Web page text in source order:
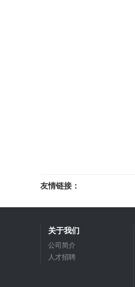
友情链接：
关于我们
公司简介
人才招聘